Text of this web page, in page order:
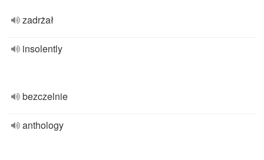
zadrżał
insolently
bezczelnie
anthology